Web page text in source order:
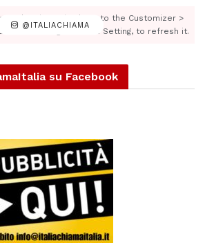
@ITALIACHIAMA
Token is expired, Go to the Customizer >
View > Instagram Feed Setting, to refresh it.
su Facebook